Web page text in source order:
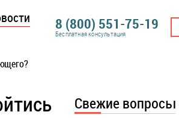
8 (800) 551-75-19
Бесплатная консультация
Свежие вопросы